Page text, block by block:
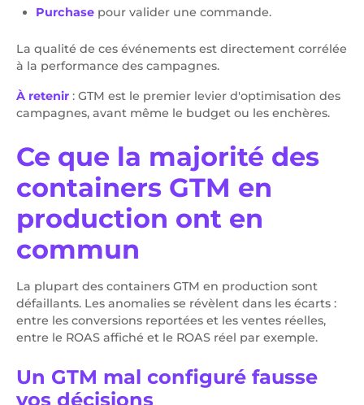
Purchase pour valider une commande.
La qualité de ces événements est directement corrélée
à la performance des campagnes.
À retenir : GTM est le premier levier d'optimisation des
campagnes, avant même le budget ou les enchères.
Ce que la majorité des
containers GTM en
production ont en
commun
La plupart des containers GTM en production sont
défaillants. Les anomalies se révèlent dans les écarts :
entre les conversions reportées et les ventes réelles,
entre le ROAS affiché et le ROAS réel par exemple.
Un GTM mal configuré fausse
vos décisions